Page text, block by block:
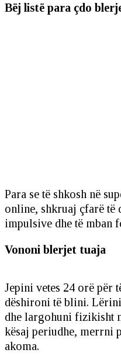
Bëj listë para çdo
Para se të shkosh në
online, shkruaj çfarë të
impulsive dhe të mban
Vononi blerjet tuaja
Jepini vetes 24 orë për
dëshironi të blini.
dhe largohuni fizikisht
kësaj periudhe, merrni
akoma.